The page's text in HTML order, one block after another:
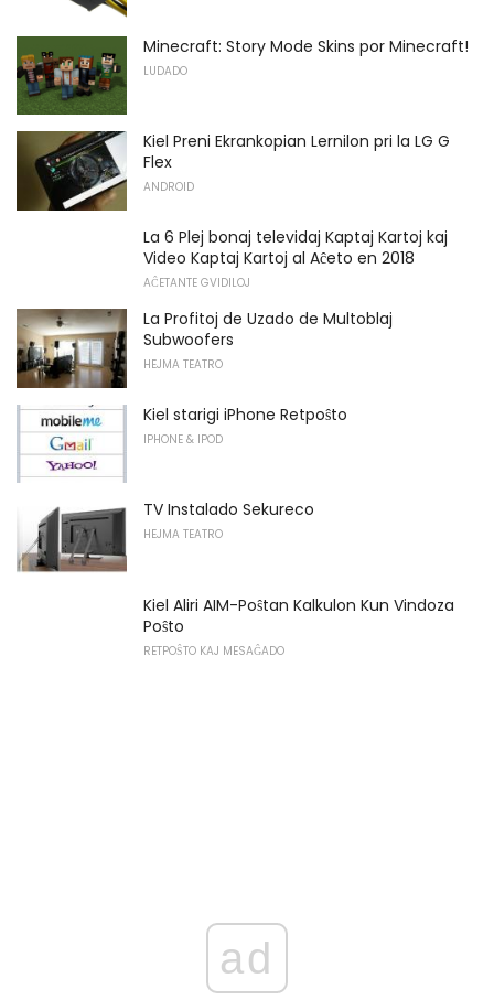
Minecraft: Story Mode Skins por Minecraft!
LUDADO
Kiel Preni Ekrankopian Lernilon pri la LG G
Flex
ANDROID
La 6 Plej bonaj televidaj Kaptaj Kartoj kaj
Video Kaptaj Kartoj al Aĉeto en 2018
AĈETANTE GVIDILOJ
La Profitoj de Uzado de Multoblaj
Subwoofers
HEJMA TEATRO
Kiel starigi iPhone Retpoŝto
IPHONE & IPOD
TV Instalado Sekureco
HEJMA TEATRO
Kiel Aliri AIM-Poŝtan Kalkulon Kun Vindoza
Poŝto
RETPOŜTO KAJ MESAĜADO
ad